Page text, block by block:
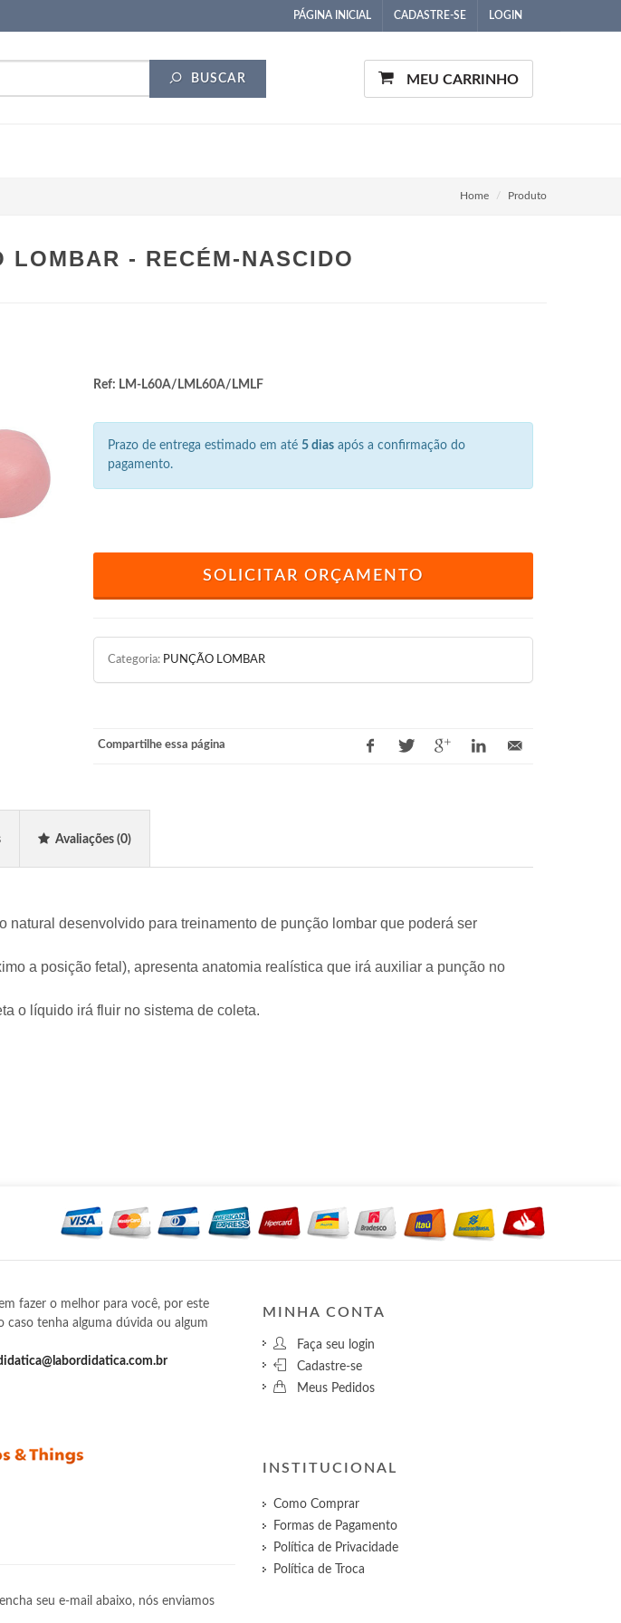
PÁGINA INICIAL CADASTRE-SE LOGIN
BUSCAR MEU CARRINHO
Home Produto
LOMBAR - RECÉM-NASCIDO
Ref: LM-L60A/LML60A/LMLF
Prazo de entrega estimado em até 5 diasapós a confirmação do
pagamento.
SOLICITAR ORÇAMENTO
Categoria: PUNÇÃO LOMBAR
Compartilhe essa página
Avaliações(0)
natural desenvolvido para treinamento de punção lombar que poderá ser
a posição fetal), apresenta anatomia realística que irá auxiliar a punção no
o líquido irá fluir no sistema de coleta.
fazer o melhor para você, por este
tenha alguma dúvida ou algum
seu e-mail abaixo, nós enviamos
MINHA CONTA
Faça seu login
Cadastre-se
Meus Pedidos
INSTITUCIONAL
Como Comprar
Formas de Pagamento
Política de Privacidade
Política de Troca